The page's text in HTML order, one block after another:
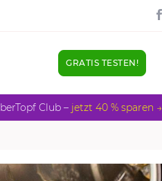
GRATIS TESTEN!
Club – jetzt 40 % sparen →